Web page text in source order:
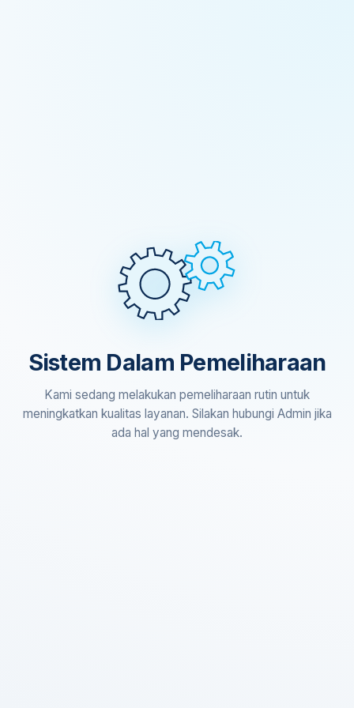
Sistem Dalam Pemeliharaan
Kami sedang melakukan pemeliharaan rutin untuk
meningkatkan kualitas layanan. Silakan hubungi Admin jika
ada hal yang mendesak.